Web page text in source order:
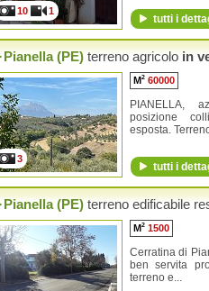
10 1
tutti i
Pianella (PE) terreno agricolo in
M2 60000
PIANELLA,
posizione
esposta.
3
tutti i
Pianella (PE) terreno edificabile
M2 1500
Cerratina di
ben servita
terreno e...